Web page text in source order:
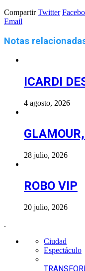
Compartir Twitter
Email
Notas
ICARDI
4 agosto, 2026
28 julio, 2026
ROBO VIP
20 julio, 2026
.
Ciudad
Espectáculo